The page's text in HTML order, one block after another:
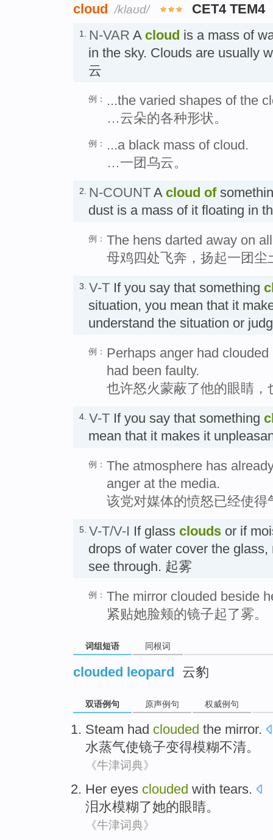
cloud /klaʊd/ CET4 TEM4
1. N-VAR A cloud is a mass of
in the sky. Clouds are usually
云
例：
...the varied shapes of the
…云朵的各种形状。
例：
...a black mass of cloud.
…一团乌云。
2. N-COUNT A cloud of
dust is a mass of it floating in
例： The hens darted away on
母鸡四处飞奔，扬起一团尘
3. V-T If you say that something
situation, you mean that it
understand the situation or
例： Perhaps anger had
had been faulty.
也许怒火蒙蔽了他的眼睛，
4. V-T If you say that something
mean that it makes it
例： The atmosphere has
anger at the media.
该党对媒体的愤怒已经使得
5. V-T/V-I If glass clouds or if
drops of water cover the
see through. 起雾
例： The mirror clouded beside
紧贴她脸颊的镜子起了雾。
词组短语 同根词
clouded leopard 云豹
双语例句 原声例句 权威例句
Steam had clouded the mirror.
水蒸气使镜子变得模糊不清。
《牛津词典》
Her eyes clouded with tears.
泪水模糊了她的眼睛。
《牛津词典》